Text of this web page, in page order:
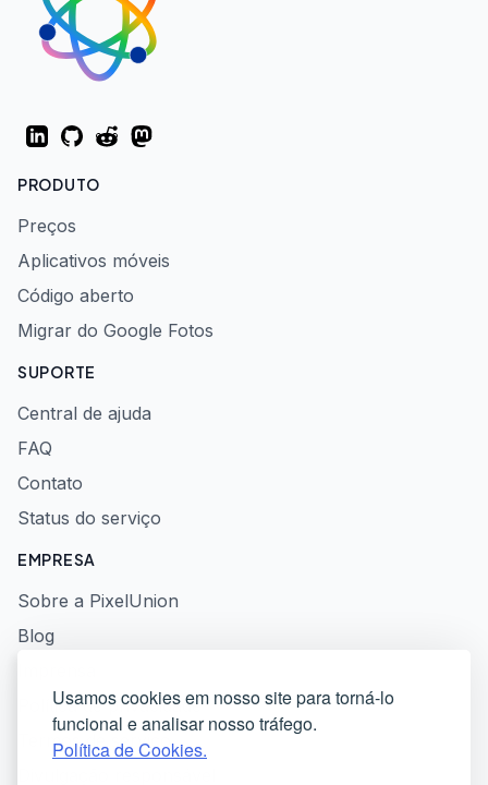
Usamos cookies em nosso site para torná-lo
funcional e analisar nosso tráfego.
Política de Cookies.
LinkedInGitHubRedditMastodon
PRODUTO
Preços
Aplicativos móveis
Código aberto
Migrar do Google Fotos
SUPORTE
Central de ajuda
FAQ
Contato
Status do serviço
EMPRESA
Sobre a PixelUnion
Blog
Política de privacidade
Termos de serviço